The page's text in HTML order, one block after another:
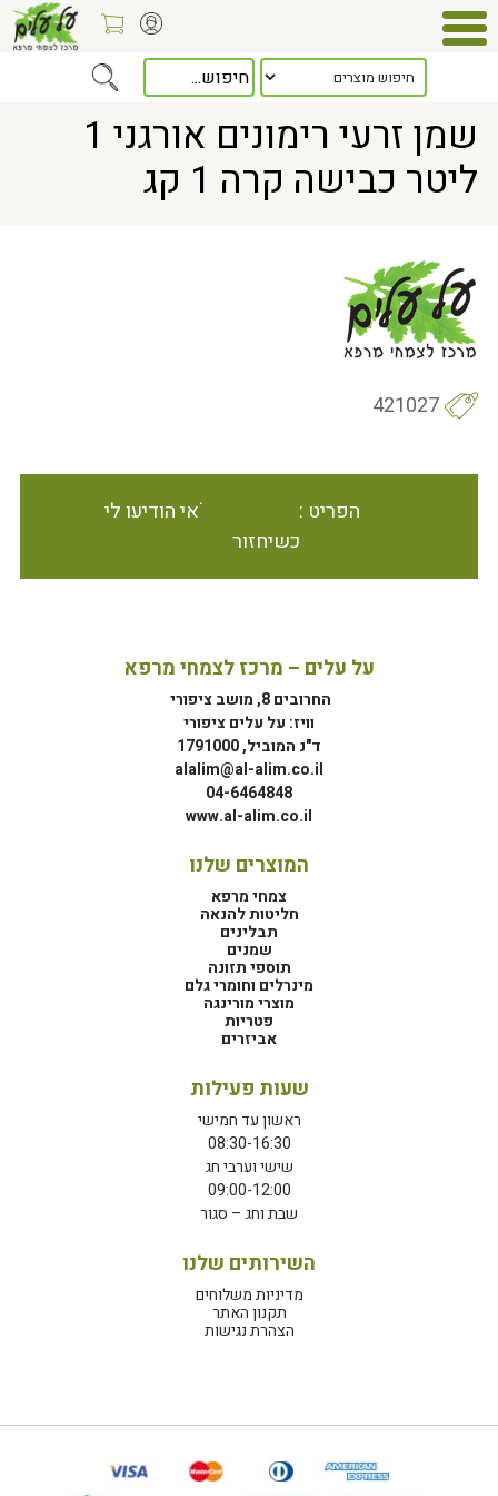
> שמן זרעי רימונים אורגני 1 ליטר כבישה קרה 1 קג
שמן זרעי רימונים אורגני 1
ליטר כבישה קרה 1 קג
421027
הפריט אינו זמין במלאי הודיעו לי
כשיחזור
על עלים – מרכז לצמחי מרפא
החרובים 8, מושב ציפורי
וויז: על עלים ציפורי
ד"נ המוביל, 1791000
alalim@al-alim.co.il
04-6464848
www.al-alim.co.il
המוצרים שלנו
צמחי מרפא
חליטות להנאה
תבלינים
שמנים
תוספי תזונה
מינרלים וחומרי גלם
מוצרי מורינגה
פטריות
אביזרים
שעות פעילות
ראשון עד חמישי
08:30-16:30
שישי וערבי חג
09:00-12:00
שבת וחג – סגור
השירותים שלנו
מדיניות משלוחים
תקנון האתר
הצהרת נגישות